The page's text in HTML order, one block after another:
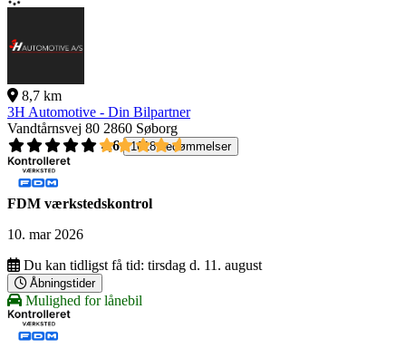
8,7 km
3H Automotive - Din Bilpartner
Vandtårnsvej 80 2860 Søborg
4,6
1618 bedømmelser
FDM værkstedskontrol
10. mar 2026
Du kan tidligst få tid: tirsdag d. 11. august
Åbningstider
Mulighed for lånebil